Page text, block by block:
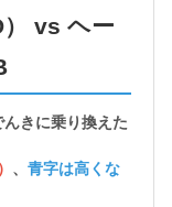
vs ヘー
きに乗り換えた
、 青字は高くな